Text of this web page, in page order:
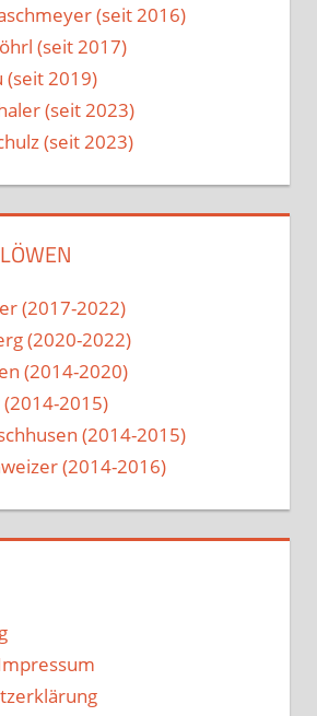
(seit 2016)
(seit 2017)
(seit 2019)
(seit 2023)
(seit 2023)
(2017-2022)
(2020-2022)
(2014-2020)
2015)
(2014-2015)
(2014-2016)